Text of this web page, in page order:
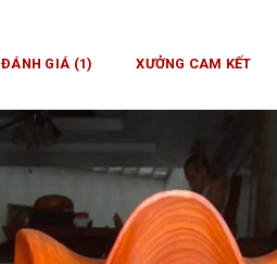
ĐÁNH GIÁ (1) XƯỞNG CAM KẾT